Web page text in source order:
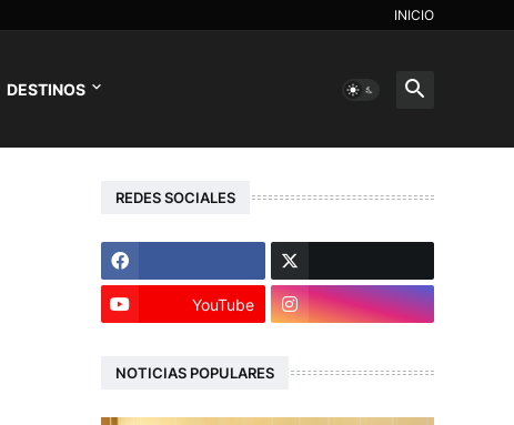
INICIO
DESTINOS
REDES SOCIALES
YouTube
NOTICIAS POPULARES